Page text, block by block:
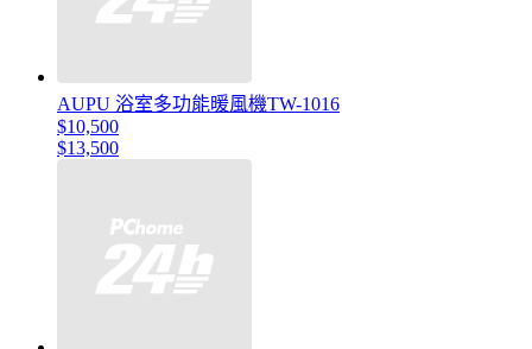
AUPU 浴室多功能暖風機TW-1016
$10,500
$13,500